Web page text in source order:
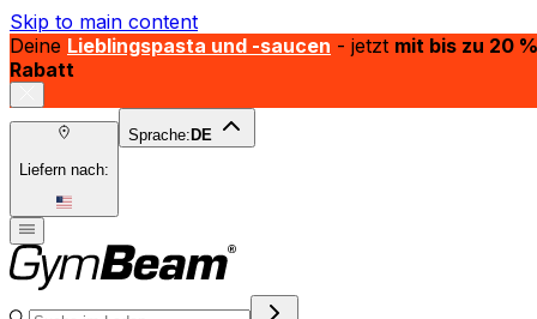
Skip to main content
Deine Lieblingspasta und -saucen - jetzt mit bis zu 20 %
Rabatt
Liefern nach:
Sprache: DE